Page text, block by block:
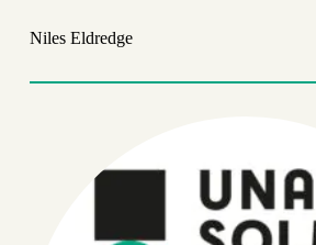
Niles Eldredge